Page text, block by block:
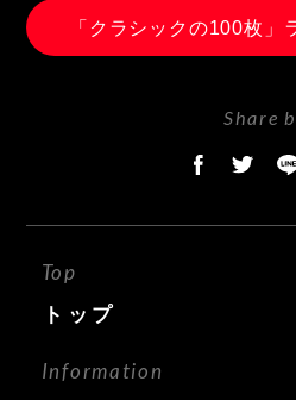
「クラシックの100枚」
Share
Top
トップ
Information